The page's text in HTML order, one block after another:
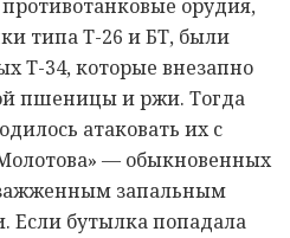
орудия,
типа Т-26 и БТ, были
Т-34, которые внезапно
пшеницы и ржи. Тогда
атаковать их с
— обыкновенных
запальным
Если бутылка попадала